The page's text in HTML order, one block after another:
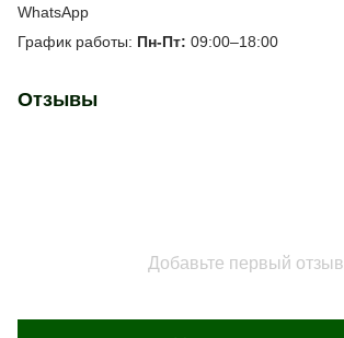
WhatsApp
График работы: Пн-Пт: 09:00–18:00
Отзывы
Добавьте первый отзыв